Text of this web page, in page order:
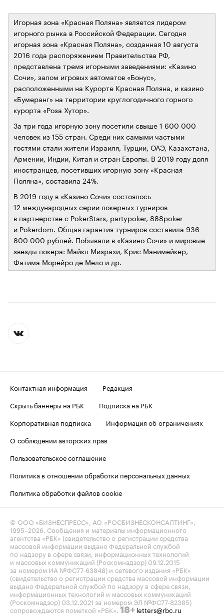
Игорная зона «Красная Поляна» является лидером
игорного рынка в Российской Федерации. Сегодня
игорная зона «Красная Поляна», созданная 10 августа
2016 года распоряжением Правительства РФ,
представлена тремя игорными заведениями: «Казино
Сочи», залом игровых автоматов «Бонус»,
расположенными на Курорте Красная Поляна, и казино
«Бумеранг» на территории круглогодичного горного
курорта «Роза Хутор».
За три года игорную зону посетили свыше 1 600 000
человек из 155 стран. Среди них самыми частыми
гостями стали жители Израиля, Турции, ОАЭ, Казахстана,
Армении, Индии, Китая и стран Европы. В 2019 году доля
иностранцев, посетивших игорную зону «Красная
Поляна», составила 24%.
В 2019 году в «Казино Сочи» состоялось
12 международных серии покерных турниров
в партнерстве с PokerStars, partypoker, 888poker
и Pokerdom. Общая гарантия турниров составила 936
800 000 рублей. Побывали в «Казино Сочи» и мировые
звезды покера: Майкл Мизрахи, Крис Манимейкер,
Фатима Морейро де Мело и др.
Контактная информация
Редакция
Скрыть баннеры на РБК
Подписка на РБК
Корпоративная подписка
Информация об ограничениях
О соблюдении авторских прав
Пользовательское соглашение
Политика в отношении обработки персональных данных
Политика обработки файлов cookie
© ООО «БИЗНЕСПРЕСС», АО «РОСБИЗНЕСКОНСАЛТИНГ»,
1995–2026. Сообщения и материалы информационного
агентства «РБК» (свидетельство о регистрации средства
массовой информации выдано Федеральной службой
по надзору в сфере связи, информационных технологий
и массовых коммуникаций (Роскомнадзор) 09.12.2015
за номером ИА №ФС77-63848) и сетевого издания «РБК»
(свидетельство о регистрации средства массовой информации
выдано Федеральной службой по надзору в сфере связи,
информационных технологий и массовых коммуникаций
(Роскомнадзор) 03.12.2021 за номером ЭЛ №ФС77-82385)
сопровождаются пометкой «РБК». 18+ letters@rbc.ru